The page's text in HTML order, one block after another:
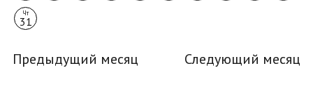
Чт
31
Предыдущий месяц Следующий месяц